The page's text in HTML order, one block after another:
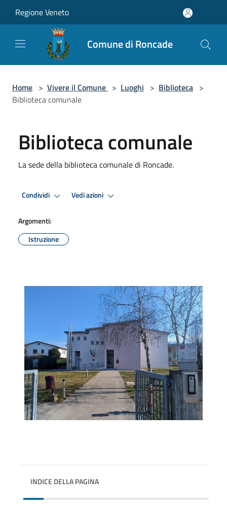
Regione Veneto
Comune di Roncade
Home > Vivere il Comune > Luoghi > Biblioteca >
Biblioteca comunale
Biblioteca comunale
La sede della biblioteca comunale di Roncade.
Condividi Vedi azioni
Argomenti:
Istruzione
INDICE DELLA PAGINA